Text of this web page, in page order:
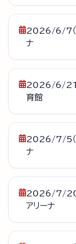
2026/6/7（
ナ
2026/6/21（
育館
2026/7/5（
ナ
2026/7/20（
アリーナ